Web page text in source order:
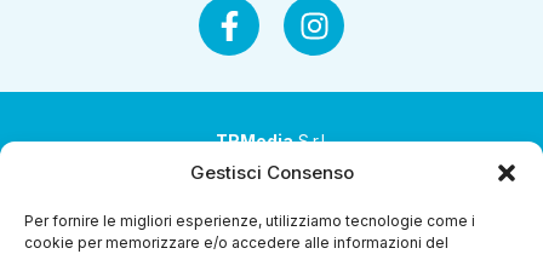
Gestisci Consenso
Per fornire le migliori esperienze, utilizziamo tecnologie come i
cookie per memorizzare e/o accedere alle informazioni del
TRMediaS.r.l.
Società a socio unico
Società sottoposta ad attività di direzione e